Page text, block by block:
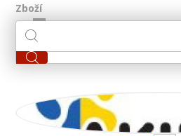
Zboží
AKINU CZ s.r.o.